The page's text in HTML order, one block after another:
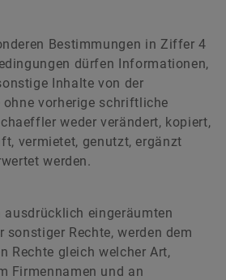
Bestimmungen in Ziffer 4
dürfen Informationen,
Inhalte von der
ohne vorherige schriftliche
weder verändert, kopiert,
vermietet, genutzt, ergänzt
werden.
ausdrücklich eingeräumten
sonstiger Rechte, werden dem
Rechte gleich welcher Art,
Firmennamen und an